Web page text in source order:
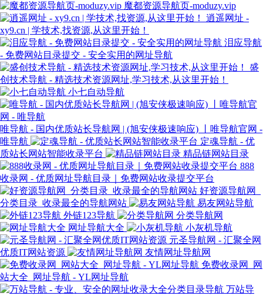
魔都资源导航页-moduzy.vip
逍遥网址 -
xy9.cn | 学技术,找资源,从这里开始！
泪应导航
- 免费网站目录提交 - 安全实用的网址导航
盛
创技术导航 - 精选技术资源网址,学习技术,从这里开始！
小七自动导航
唯导航 - 国内优质站长导航网 | (旭安侠极速响应) 丨唯导航官网 -
唯导航
定魂导航 - 优
质站长网站智能收录平台
精品链网站目录
888
收录网 - 优质网址导航目录｜免费网站收录提交平台
好资源导航网_
分类目录_收录最全的导航网站
易友网站导航
外链123导航
分类导航网
网址导航大全
小灰机导航
元圣导航网 - 汇聚全网
优质IT网站资源
友情网址导航网
免费收录网_网
站大全_网址导航 - YL网址导航
万站导